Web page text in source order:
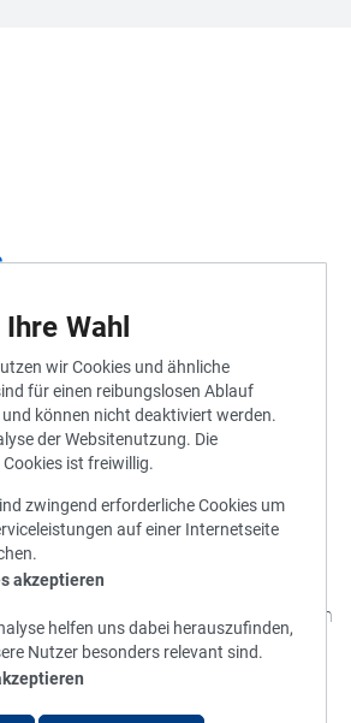
© 2010 - 2026 Stadtwerke München
Wahl
wir Cookies und ähnliche
für einen reibungslosen Ablauf
können nicht deaktiviert werden.
der Websitenutzung. Die
ist freiwillig.
zwingend erforderliche Cookies um
auf einer Internetseite
akzeptieren
helfen uns dabei herauszufinden,
Nutzer besonders relevant sind.